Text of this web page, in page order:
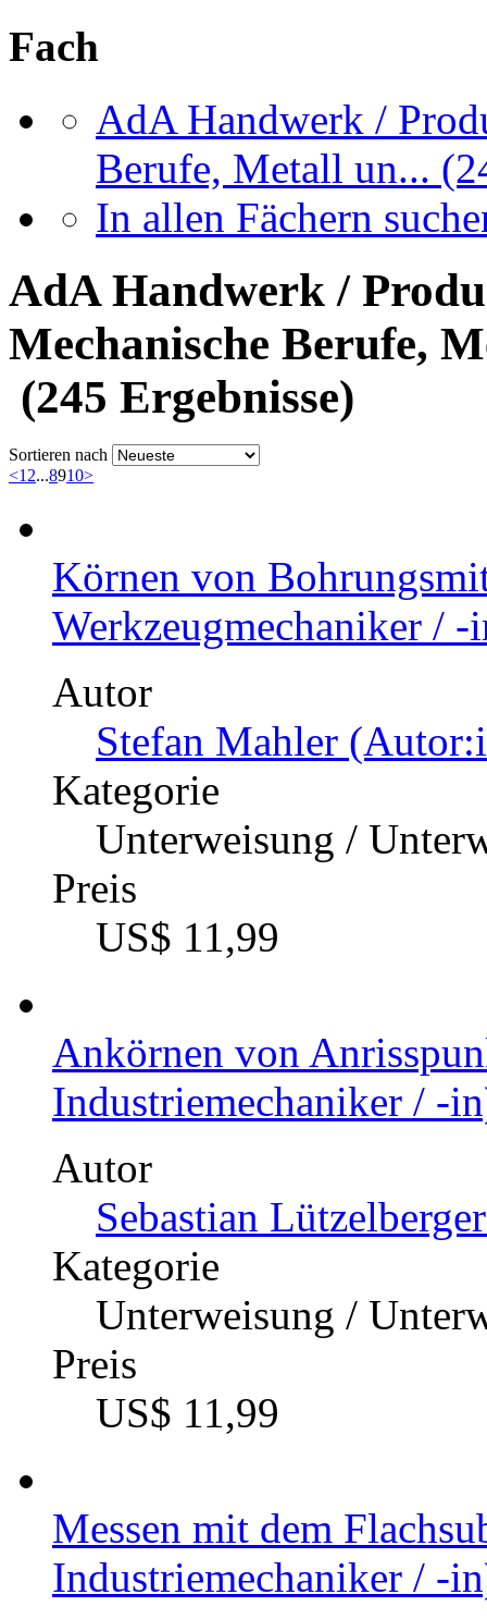
Fach
AdA Handwerk /
Berufe, Metall un...
In allen Fächern
AdA Handwerk /
Mechanische Berufe,
(245 Ergebnisse)
Sortieren nach
<12...8910>
Körnen von
Werkzeugmechaniker / -
Autor
Stefan Mahler
Kategorie
Unterweisung /
Preis
US$ 11,99
Ankörnen von
Industriemechaniker / -
Autor
Sebastian
Kategorie
Unterweisung /
Preis
US$ 11,99
Messen mit dem
Industriemechaniker / -